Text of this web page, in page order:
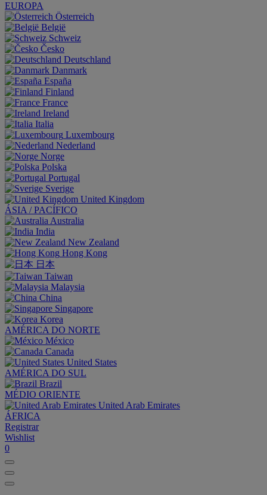
EUROPA
Österreich
België
Schweiz
Česko
Deutschland
Danmark
España
Finland
France
Ireland
Italia
Luxembourg
Nederland
Norge
Polska
Portugal
Sverige
United Kingdom
ÁSIA / PACÍFICO
Australia
India
New Zealand
Hong Kong
日本
Taiwan
Malaysia
China
Singapore
Korea
AMÉRICA DO NORTE
México
Canada
United States
AMÉRICA DO SUL
Brazil
MÉDIO ORIENTE
United Arab Emirates
ÁFRICA
Registrar
Wishlist
0